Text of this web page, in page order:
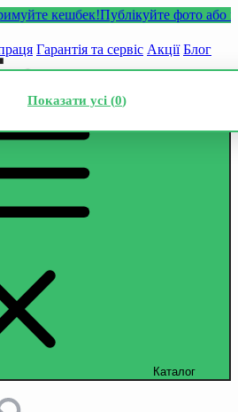
кешбек!Публікуйте фото або
Гарантія та сервіс Акції Блог
Каталог
Показати усі (0)